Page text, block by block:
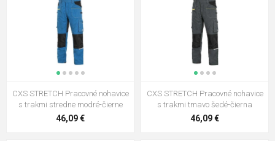
CXS STRETCH Pracovné nohavice
s trakmi stredne modré-čierne
46,09 €
CXS STRETCH Pracovné nohavice
s trakmi tmavo šedé-čierna
46,09 €